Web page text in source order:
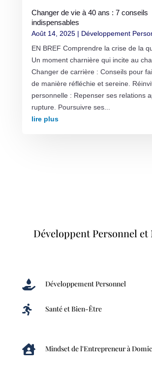
Changer de vie à 40 ans : 7 conseils
indispensables
Août 14, 2025| Développement
EN BREF Comprendre la crise de la
Un moment charnière qui incite au
Changer de carrière : Conseils pour
de manière réfléchie et sereine.
personnelle : Repenser ses relations
rupture. Poursuivre ses...
lire plus
Développent Personnel
 Développement Personnel
 Santé et Bien-Être
 Mindset de l'Entrepreneur à